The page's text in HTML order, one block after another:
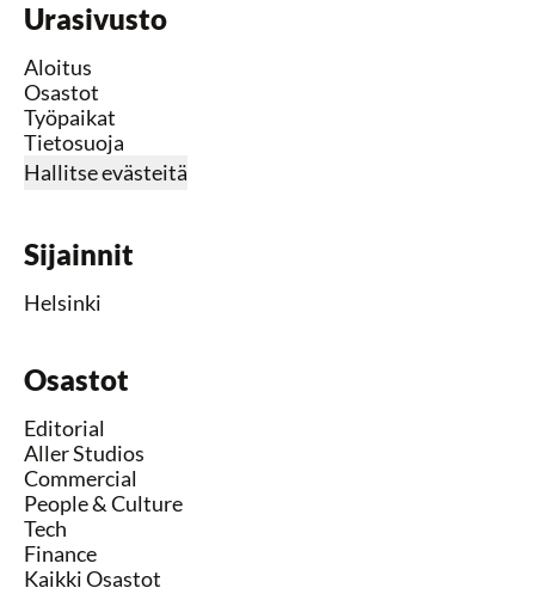
Urasivusto
Aloitus
Osastot
Työpaikat
Tietosuoja
Hallitse evästeitä
Sijainnit
Helsinki
Osastot
Editorial
Aller Studios
Commercial
People & Culture
Tech
Finance
Kaikki Osastot